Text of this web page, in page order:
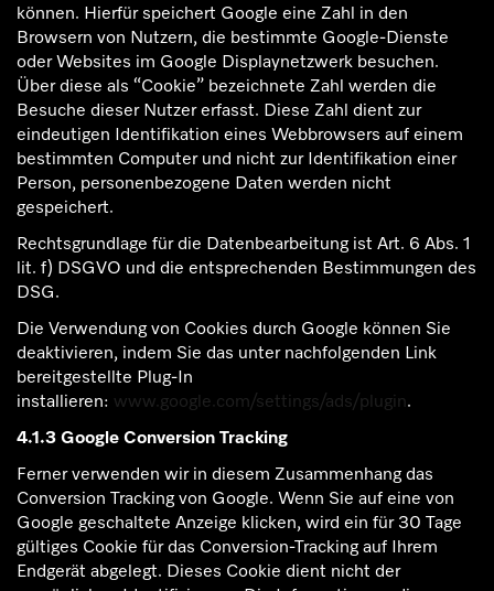
können. Hierfür speichert Google eine Zahl in den
Browsern von Nutzern, die bestimmte Google-Dienste
oder Websites im Google Displaynetzwerk besuchen.
Über diese als “Cookie” bezeichnete Zahl werden die
Besuche dieser Nutzer erfasst. Diese Zahl dient zur
eindeutigen Identifikation eines Webbrowsers auf einem
bestimmten Computer und nicht zur Identifikation einer
Person, personenbezogene Daten werden nicht
gespeichert.
Rechtsgrundlage für die Datenbearbeitung ist Art. 6 Abs. 1
lit. f) DSGVO und die entsprechenden Bestimmungen des
DSG.
Die Verwendung von Cookies durch Google können Sie
deaktivieren, indem Sie das unter nachfolgenden Link
bereitgestellte Plug-In
installieren: www.google.com/settings/ads/plugin.
4.1.3 Google Conversion Tracking
Ferner verwenden wir in diesem Zusammenhang das
Conversion Tracking von Google. Wenn Sie auf eine von
Google geschaltete Anzeige klicken, wird ein für 30 Tage
gültiges Cookie für das Conversion-Tracking auf Ihrem
Endgerät abgelegt. Dieses Cookie dient nicht der